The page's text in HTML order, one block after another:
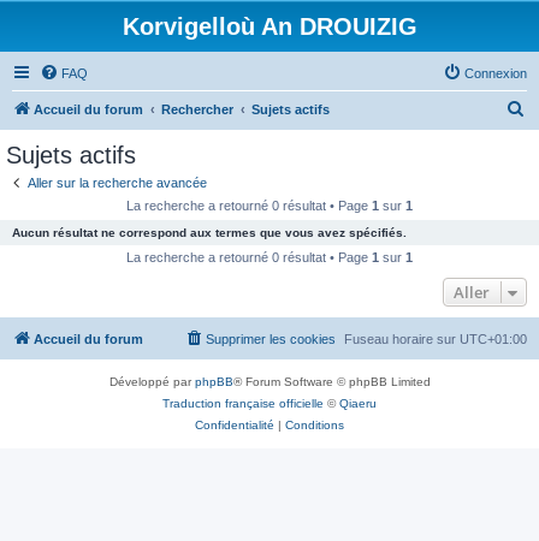
Korvigelloù An DROUIZIG
FAQ Connexion
Accueil du forum Rechercher Sujets actifs
c
e
Sujets actifs
Aller sur la recherche avancée
La recherche a retourné 0 résultat • Page 1 sur 1
Aucun résultat ne correspond aux termes que vous avez spécifiés.
La recherche a retourné 0 résultat • Page 1 sur 1
Aller
Accueil du forum Fuseau horaire sur UTC+01:00
Supprimer les cookies
Développé parphpBB® Forum Software © phpBB Limited
Traduction française officielle ©Qiaeru
Confidentialité | Conditions